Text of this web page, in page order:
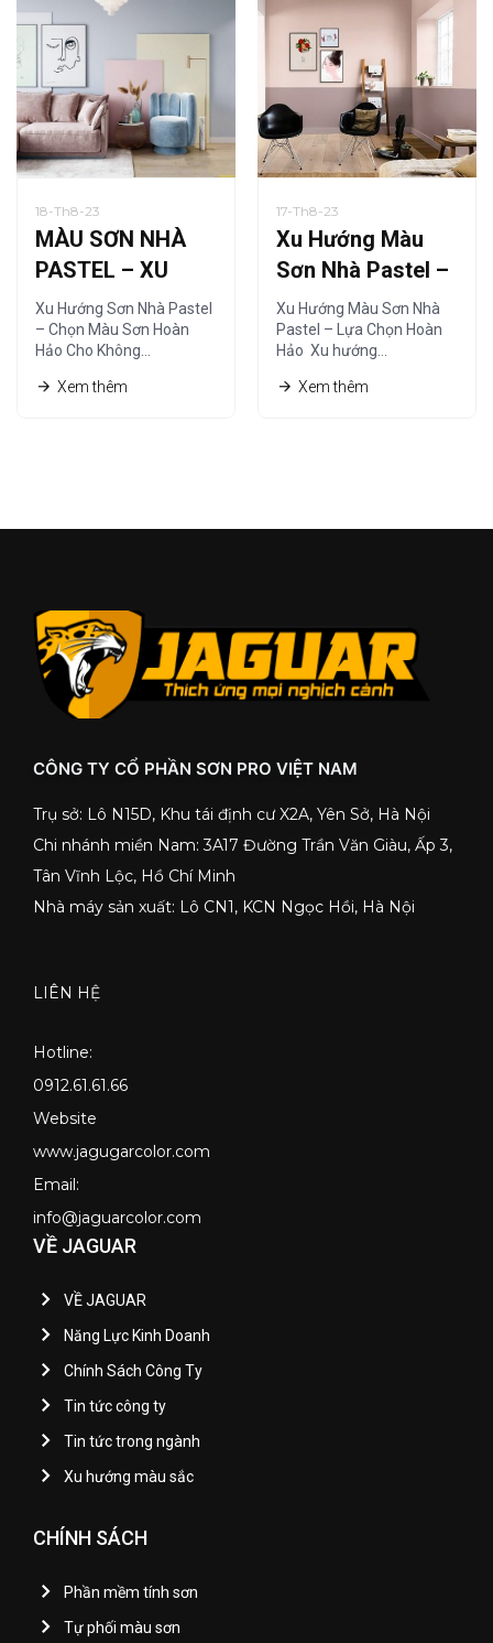
18-Th8-23
MÀU SƠN NHÀ
PASTEL – XU
HƯỚNG SƠN NHÀ
HIỆN ĐẠI
Xu Hướng Sơn Nhà Pastel
– Chọn Màu Sơn Hoàn
Hảo Cho Không…
Xem thêm
17-Th8-23
Xu Hướng Màu
Sơn Nhà Pastel –
Lựa Chọn Hoàn
Hảo
Xu Hướng Màu Sơn Nhà
Pastel – Lựa Chọn Hoàn
Hảo Xu hướng…
Xem thêm
CÔNG TY CỔ PHẦN SƠN PRO VIỆT NAM
Trụ sở: Lô N15D, Khu tái định cư X2A, Yên Sở, Hà Nội
Chi nhánh miền Nam: 3A17 Đường Trần Văn Giàu, Ấp 3,
Tân Vĩnh Lộc, Hồ Chí Minh
Nhà máy sản xuất: Lô CN1, KCN Ngọc Hồi, Hà Nội
LIÊN HỆ
Hotline:
0912.61.61.66
Website
www.jagugarcolor.com
Email:
info@jaguarcolor.com
VỀ JAGUAR
VỀ JAGUAR
Năng Lực Kinh Doanh
Chính Sách Công Ty
Tin tức công ty
Tin tức trong ngành
Xu hướng màu sắc
CHÍNH SÁCH
Phần mềm tính sơn
Tự phối màu sơn